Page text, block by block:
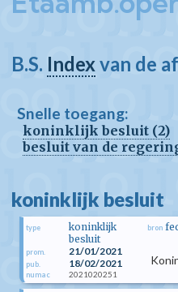
B.S. Indexvan de
Snelle toegang:
koninklijk besluit (2)
besluit van de
koninklijk besluit
type
koninklijk
besluit
prom. 21/01/2021
pub. 18/02/2021
numac 2021020251
bron